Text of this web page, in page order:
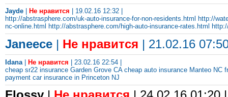
Jayde Не нравится | 19.02.16 12:32 |
http://abstrasphere.com/uk-auto-insurance-for-non-residents.html
http://
nc-online.html
http://abstrasphere.com/high-auto-insurance-rates.html
Janeece | Не нравится | 21.02.16
Idana Не нравится | 23.02.16 22:54 |
cheap sr22 insurance Garden Grove CA cheap auto insurance Manteo NC
payment car insurance in Princeton NJ